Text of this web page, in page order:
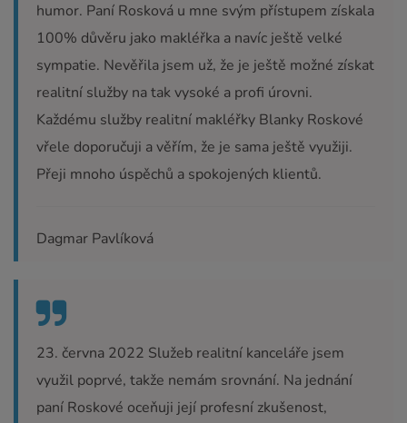
humor. Paní Rosková u mne svým přístupem získala
100% důvěru jako makléřka a navíc ještě velké
sympatie. Nevěřila jsem už, že je ještě možné získat
realitní služby na tak vysoké a profi úrovni.
Každému služby realitní makléřky Blanky Roskové
vřele doporučuji a věřím, že je sama ještě využiji.
Přeji mnoho úspěchů a spokojených klientů.
Dagmar Pavlíková
23. června 2022 Služeb realitní kanceláře jsem
využil poprvé, takže nemám srovnání. Na jednání
paní Roskové oceňuji její profesní zkušenost,